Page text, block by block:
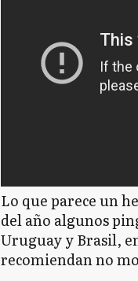
Lo que parece un
del año algunos
Uruguay y Brasil,
recomiendan no